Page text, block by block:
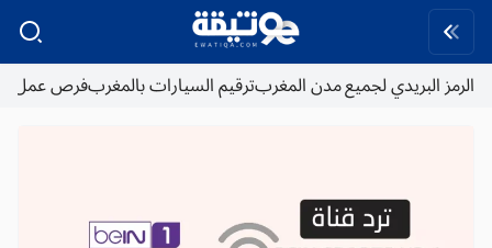
الرمز البريدي لجميع مدن المغربترقيم السيارات بالمغربفرص عمل